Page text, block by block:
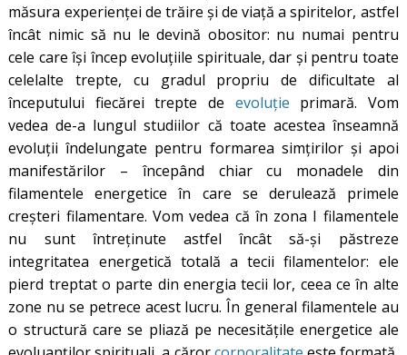
măsura experienței de trăire și de viață a spiritelor, astfel
încât nimic să nu le devină obositor: nu numai pentru
cele care își încep evoluțiile spirituale, dar și pentru toate
celelalte trepte, cu gradul propriu de dificultate al
începutului fiecărei trepte de evoluție primară. Vom
vedea de-a lungul studiilor că toate acestea înseamnă
evoluții îndelungate pentru formarea simțirilor și apoi
manifestărilor – începând chiar cu monadele din
filamentele energetice în care se derulează primele
creșteri filamentare. Vom vedea că în zona I filamentele
nu sunt întreținute astfel încât să-și păstreze
integritatea energetică totală a tecii filamentelor: ele
pierd treptat o parte din energia tecii lor, ceea ce în alte
zone nu se petrece acest lucru. În general filamentele au
o structură care se pliază pe necesitățile energetice ale